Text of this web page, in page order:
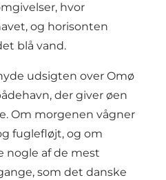
hvor
og horisonten
blå vand.
udsigten over Omø
der giver øen
Om morgenen vågner
fuglefløjt, og om
nogle af de mest
som det danske